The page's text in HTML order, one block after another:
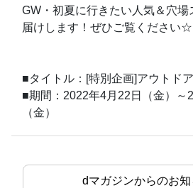
GW・初夏に行きたい人気＆穴場
届けします！ぜひご覧ください☆
■タイトル：[特別企画]アウトド
■期間：2022年4月22日（金）～
（金）
dマガジンからのお